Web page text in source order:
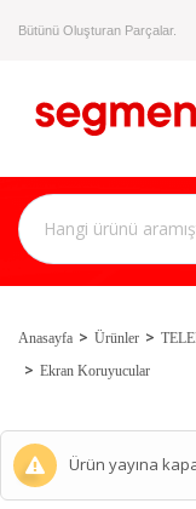
Bütünü Oluşturan Parçalar.
Anasayfa Ürünler
Ekran Koruyucular
Ürün yayına